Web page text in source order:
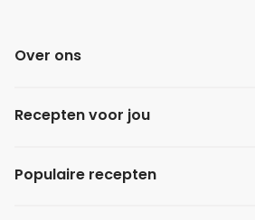
Over ons
Recepten voor jou
Populaire recepten